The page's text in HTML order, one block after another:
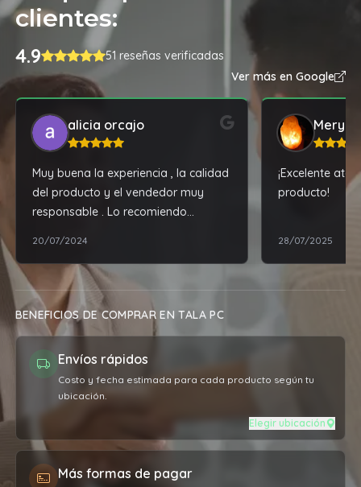
clientes:
4.9
51 reseñas verificadas
Ver más en Google
alicia orcajo
Muy buena la experiencia , la calidad
del producto y el vendedor muy
responsable . Lo recomiendo
20/07/2024
Mery
¡Excelente
producto!
28/07/2025
BENEFICIOS DE COMPRAR EN TALA PC
Envíos rápidos
Costo y fecha estimada para cada producto según tu
ubicación.
Elegir ubicación
Más formas de pagar